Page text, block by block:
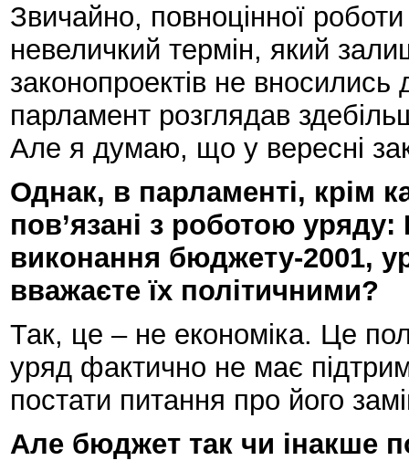
Звичайно, повноцінної
невеличкий термін, який
законопроектів не вносились
парламент розглядав
Але я думаю, що у вересні
Однак, в парламенті, крім
пов’язані з роботою
виконання бюджету-2001,
вважаєте їх політичними?
Так, це – не економіка. Це
уряд фактично не має
постати питання про його
Але бюджет так чи інакше